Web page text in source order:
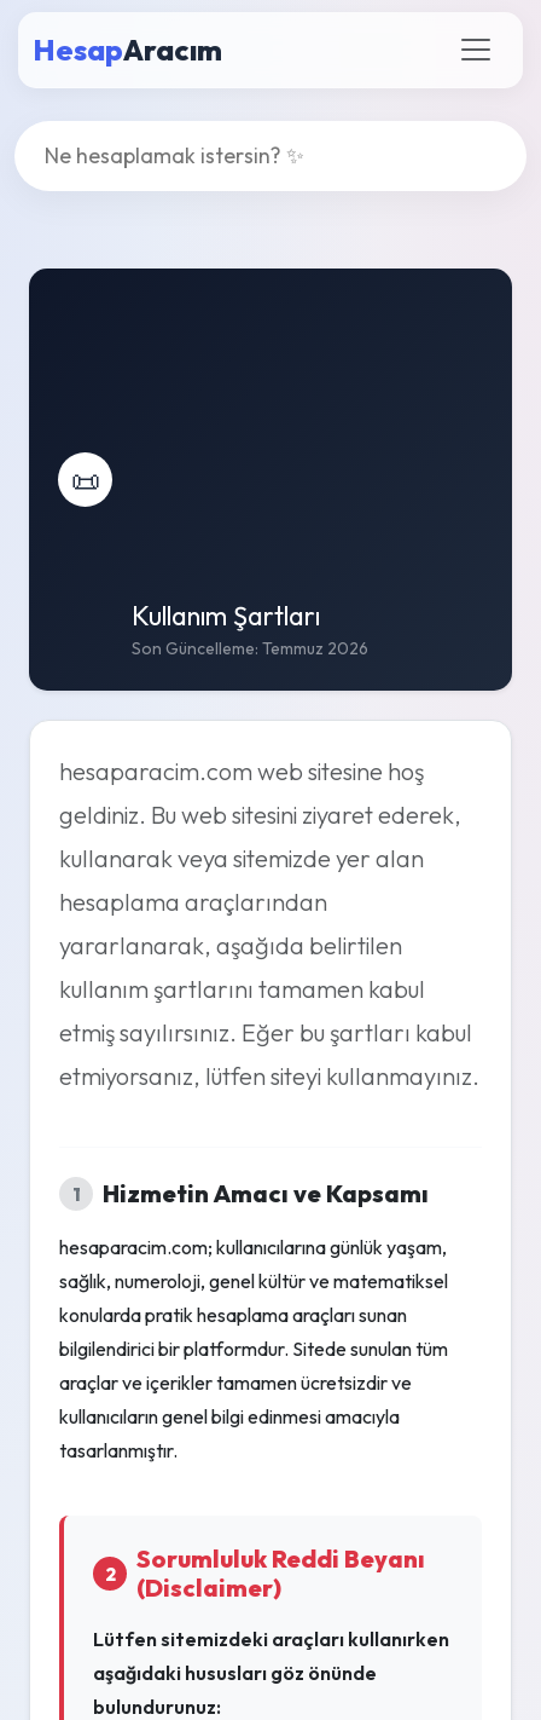
HesapAracım
📜
Kullanım Şartları
Son Güncelleme: Temmuz 2026
hesaparacim.com web sitesine hoş
geldiniz. Bu web sitesini ziyaret ederek,
kullanarak veya sitemizde yer alan
hesaplama araçlarından
yararlanarak, aşağıda belirtilen
kullanım şartlarını tamamen kabul
etmiş sayılırsınız. Eğer bu şartları kabul
etmiyorsanız, lütfen siteyi kullanmayınız.
1 Hizmetin Amacı ve Kapsamı
hesaparacim.com; kullanıcılarına günlük yaşam,
sağlık, numeroloji, genel kültür ve matematiksel
konularda pratik hesaplama araçları sunan
bilgilendirici bir platformdur. Sitede sunulan tüm
araçlar ve içerikler tamamen ücretsizdir ve
kullanıcıların genel bilgi edinmesi amacıyla
tasarlanmıştır.
2
Sorumluluk Reddi Beyanı
(Disclaimer)
Lütfen sitemizdeki araçları kullanırken
aşağıdaki hususları göz önünde
bulundurunuz: